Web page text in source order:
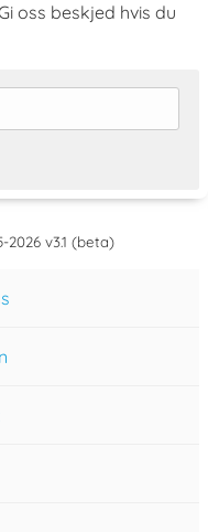
oss beskjed hvis du
-2026 v3.1 (beta)